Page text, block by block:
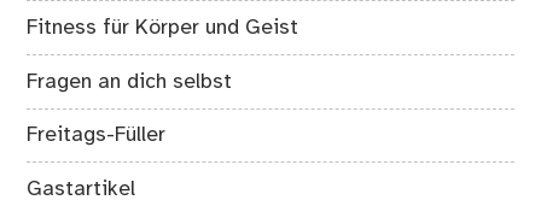
Fitness für Körper und Geist
Fragen an dich selbst
Freitags-Füller
Gastartikel